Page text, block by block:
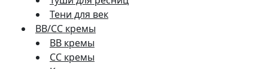
Тени для век
BB/CC кремы
BB кремы
СС кремы